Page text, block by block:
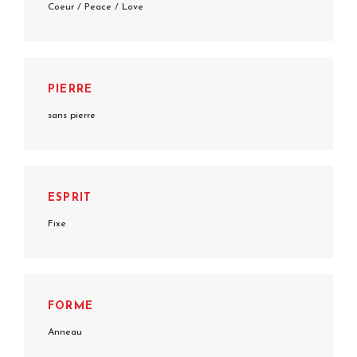
Coeur / Peace / Love
PIERRE
sans pierre
ESPRIT
Fixe
FORME
Anneau